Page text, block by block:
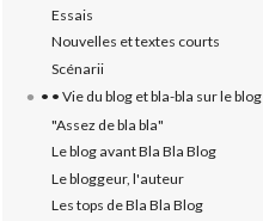
Essais
Nouvelles et textes courts
Scénarii
• • Vie du blog et bla-bla sur le blog
"Assez de bla bla"
Le blog avant Bla Bla Blog
Le bloggeur, l'auteur
Les tops de Bla Bla Blog